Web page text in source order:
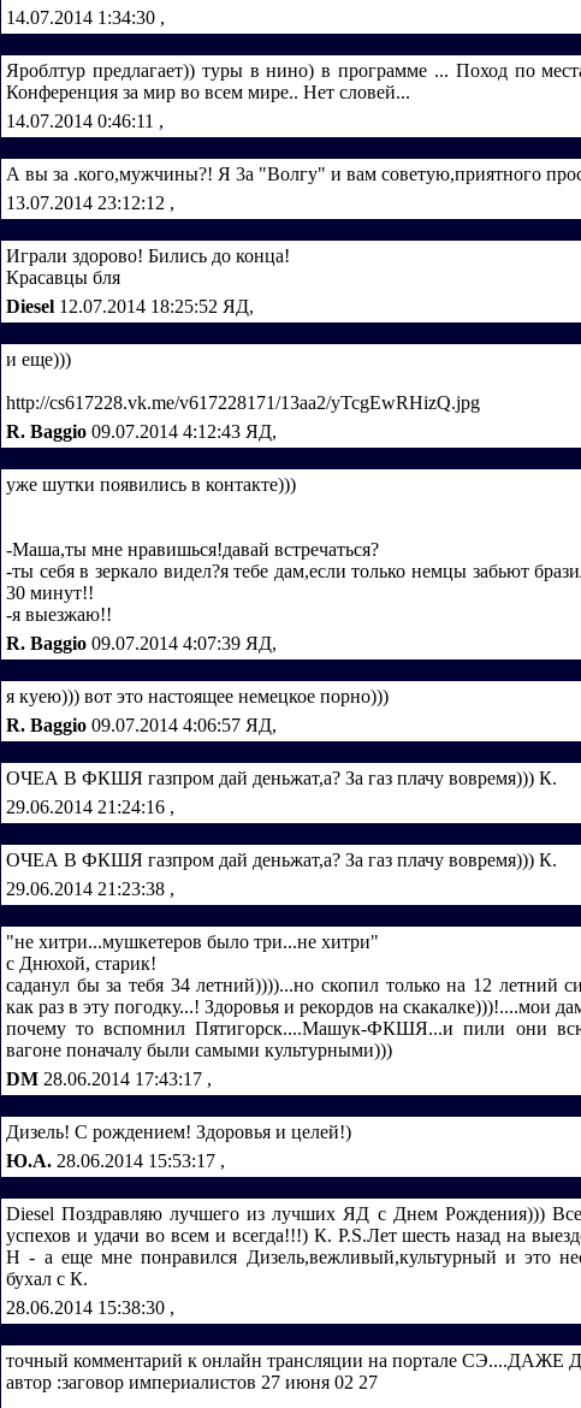
14.07.2014 1:34:30 ,
Яроблтур предлагает)) туры в нино) в программе ... Поход по
Конференция за мир во всем мире.. Нет словей...
14.07.2014 0:46:11 ,
А вы за .кого,мужчины?! Я 3а "Волгу" и вам советую,приятного
13.07.2014 23:12:12 ,
Играли здорово! Бились до конца!
Красавцы бля
Diesel 12.07.2014 18:25:52 ЯД,
и еще)))
http://cs617228.vk.me/v617228171/13aa2/yTcgEwRHizQ.jpg
R. Baggio 09.07.2014 4:12:43 ЯД,
уже шутки появились в контакте)))
-Маша,ты мне нравишься!давай встречаться?
-ты себя в зеркало видел?я тебе дам,если только немцы забьют
30 минут!!
-я выезжаю!!
R. Baggio 09.07.2014 4:07:39 ЯД,
я куею))) вот это настоящее немецкое порно)))
R. Baggio 09.07.2014 4:06:57 ЯД,
ОЧЕА В ФКШЯ газпром дай деньжат,а? За газ плачу вовремя))) К.
29.06.2014 21:24:16 ,
ОЧЕА В ФКШЯ газпром дай деньжат,а? За газ плачу вовремя))) К.
29.06.2014 21:23:38 ,
"не хитри...мушкетеров было три...не хитри"
с Днюхой, старик!
саданул бы за тебя 34 летний))))...но скопил только на 12 летний
как раз в эту погодку...! Здоровья и рекордов на скакалке)))!....мои
почему то вспомнил Пятигорск....Машук-ФКШЯ...и пили они
вагоне поначалу были самыми культурными)))
DM 28.06.2014 17:43:17 ,
Дизель! С рождением! Здоровья и целей!)
Ю.А. 28.06.2014 15:53:17 ,
Diеsеl Поздравляю лучшего из лучших ЯД с Днем Рождения)))
успехов и удачи во всем и всегда!!!) К. P.S.Лет шесть назад на
Н - а еще мне понравился Дизель,вежливый,культурный и это
бухал с К.
28.06.2014 15:38:30 ,
точный комментарий к онлайн трансляции на портале
автор :заговор империалистов 27 июня 02 27